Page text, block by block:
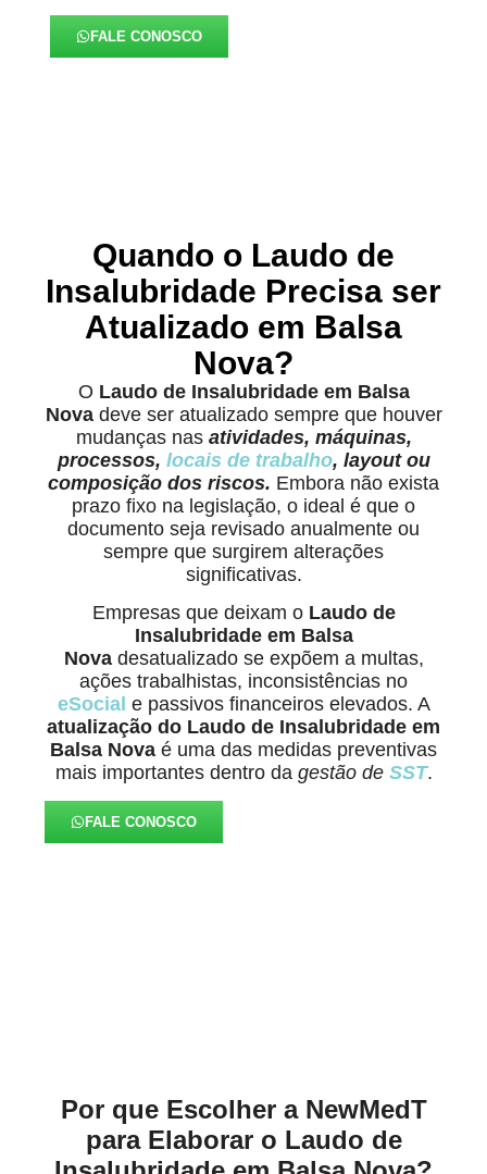
FALE CONOSCO
Quando o Laudo de
Insalubridade Precisa ser
Atualizado em Balsa
Nova?
O Laudo de Insalubridade em Balsa
Novadeve ser atualizado sempre que houver
mudanças nas atividades, máquinas,
processos, locais de trabalho, layout ou
composição dos riscos. Embora não exista
prazo fixo na legislação, o ideal é que o
documento seja revisado anualmente ou
sempre que surgirem alterações
significativas.
Empresas que deixam o Laudo de
Insalubridade em Balsa
Novadesatualizado se expõem a multas,
ações trabalhistas, inconsistências no
eSocial e passivos financeiros elevados. A
atualização do Laudo de Insalubridade em
Balsa Nova é uma das medidas preventivas
mais importantes dentro da gestão de SST.
FALE CONOSCO
Por que Escolher a NewMedT
para Elaborar o Laudo de